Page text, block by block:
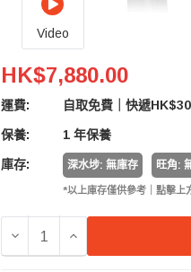
Video
PDMOVIE Live Air Pro
HK$7,880.00
運費: 自取免費｜快遞HK$30
保養: 1 年保養
庫存: 深水埗: 無庫存 旺角:
*以上庫存僅供參考｜點擊上
減少 PDMOVIE LIVE AIR
增加 PDMOVIE